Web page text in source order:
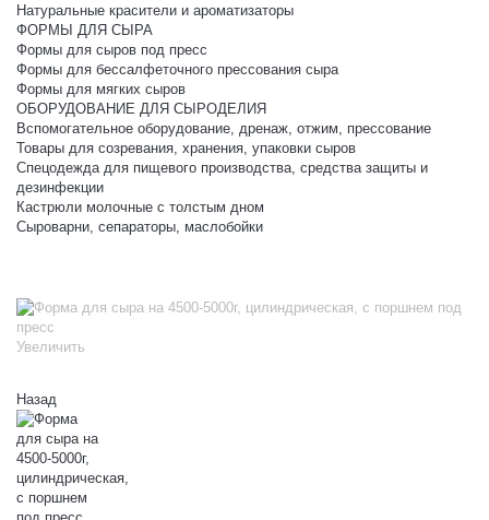
Натуральные красители и ароматизаторы
ФОРМЫ ДЛЯ СЫРА
Формы для сыров под пресс
Формы для бессалфеточного прессования сыра
Формы для мягких сыров
ОБОРУДОВАНИЕ ДЛЯ СЫРОДЕЛИЯ
Вспомогательное оборудование, дренаж, отжим, прессование
Товары для созревания, хранения, упаковки сыров
Спецодежда для пищевого производства, средства защиты и
дезинфекции
Кастрюли молочные с толстым дном
Сыроварни, сепараторы, маслобойки
Увеличить
Назад